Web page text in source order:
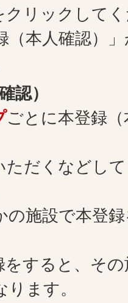
クリックして
（本人確認）
認）
ごとに本登録
ただくなどし
の施設で本登
をすると、そ
ます。